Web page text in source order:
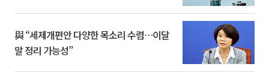
與 “세제개편안 다양한 목소리 수렴…이달
말 정리 가능성”